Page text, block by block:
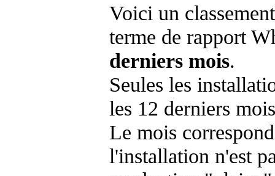
Voici un
terme de rapport
derniers mois.
Seules les
les 12 derniers
Le mois
l'installation n'est